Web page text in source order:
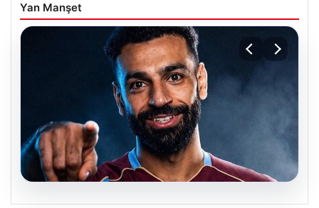
Yan Manşet
05.08.2026